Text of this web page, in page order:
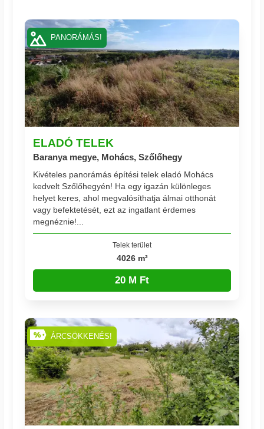
ELADÓ TELEK
Baranya megye, Mohács, Szőlőhegy
Kivételes panorámás építési telek eladó Mohács
kedvelt Szőlőhegyén! Ha egy igazán különleges
helyet keres, ahol megvalósíthatja álmai otthonát
vagy befektetését, ezt az ingatlant érdemes
megnéznie!...
Telek terület
4026 m²
20 M Ft
PANORÁMÁS!
ÁRCSÖKKENÉS!